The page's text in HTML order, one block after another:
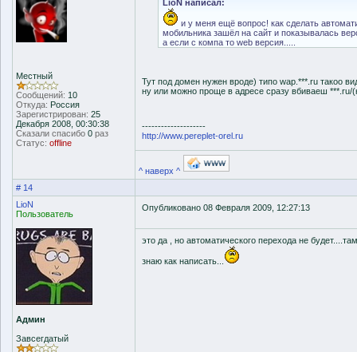
Местный
Сообщений: 10
Откуда: Россия
Зарегистрирован: 25
Декабря 2008, 00:30:38
Сказали спасибо 0 раз
Статус: offline
LioN написал:
и у меня ещё вопрос! как сделать
мобильника зашёл на сайт и показывалась
а если с компа то web версия.....
Тут под домен нужен вроде) типо wap.***.ru такоо
ну или можно проще в адресе сразу вбиваеш ***.ru/
--------------------
http://www.pereplet-orel.ru
^ наверх ^
# 14
LioN
Пользователь
Админ
Завсегдатый
Опубликовано 08 Февраля 2009, 12:27:13
это да , но автоматического перехода не
знаю как написать...